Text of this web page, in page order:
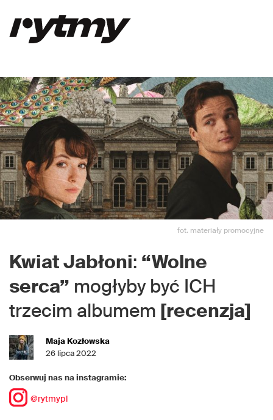
fot. materiały promocyjne
Kwiat Jabłoni: “Wolne
serca” mogłyby być ICH
trzecim albumem [recenzja]
Maja Kozłowska
26 lipca 2022
Obserwuj nas na instagramie:
@rytmypl